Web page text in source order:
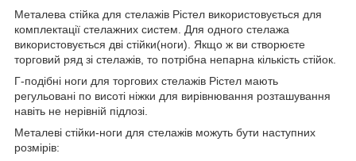
Металева стійка для стелажів Рістел використовується для
комплектації стелажних систем. Для одного стелажа
використовується дві стійки(ноги). Якщо ж ви створюєте
торговий ряд зі стелажів, то потрібна непарна кількість стійок.
Г-подібні ноги для торгових стелажів Рістел мають
регульовані по висоті ніжки для вирівнювання розташування
навіть не нерівній підлозі.
Металеві стійки-ноги для стелажів можуть бути наступних
розмірів: